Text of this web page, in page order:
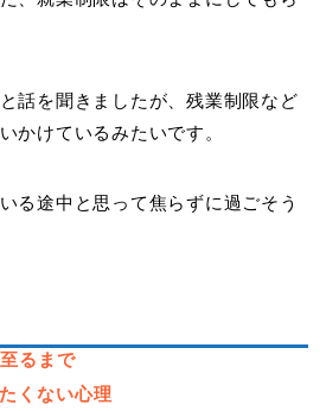
話を聞きましたが、残業制限など
かけているみたいです。
る途中と思って焦らずに過ごそう
るまで
くない心理